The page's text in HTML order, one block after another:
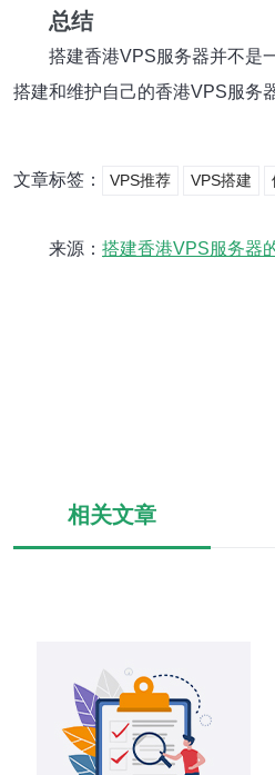
总结
搭建香港VPS服务器并不是
搭建和维护自己的香港VPS服务
文章标签： VPS推荐 VPS搭建
来源： 搭建香港VPS服务器
相关文章